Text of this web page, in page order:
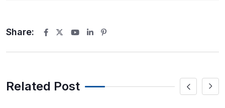
Share:
Youtube
LinkedIn
Related Post